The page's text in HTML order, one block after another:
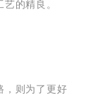
的精良。
，则为了更好